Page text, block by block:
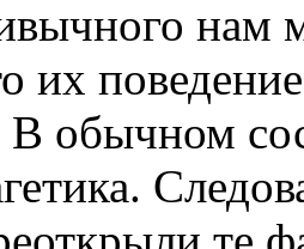
нам
их
обычном